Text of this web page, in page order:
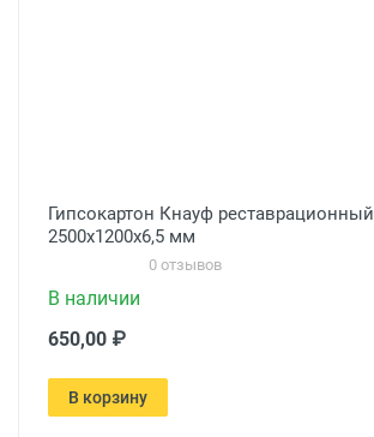
Гипсокартон Кнауф реставрационный
2500х1200х6,5 мм
0 отзывов
В наличии
650,00 ₽
В корзину